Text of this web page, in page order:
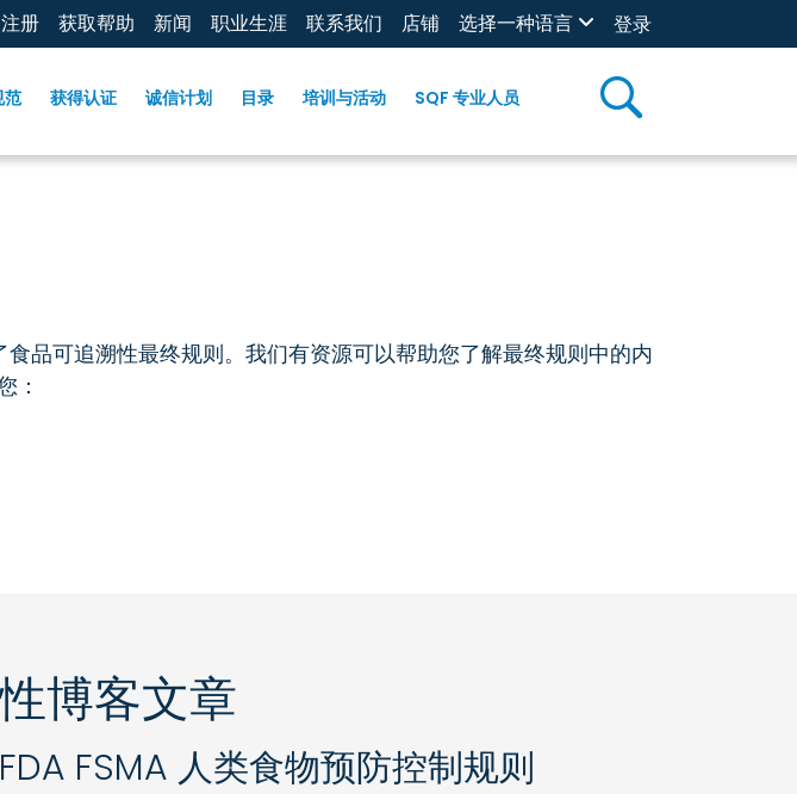
注册 获取帮助 新闻 职业生涯 联系我们 店铺 选择一种语言 登录
范 获得认证 诚信计划 目录 培训与活动 SQF 专业人员
品可追溯性最终规则。我们有资源可以帮助您了解最终规则中的内
：
博客文章
FSMA 人类食物预防控制规则